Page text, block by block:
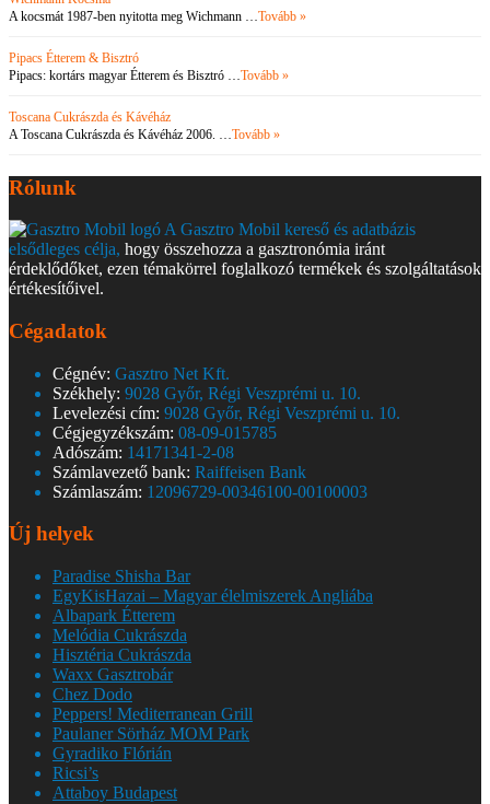
A kocsmát 1987-ben nyitotta meg Wichmann …Tovább »
Pipacs Étterem & Bisztró
Pipacs: kortárs magyar Étterem és Bisztró …Tovább »
Toscana Cukrászda és Kávéház
A Toscana Cukrászda és Kávéház 2006. …Tovább »
Rólunk
A Gasztro Mobil kereső és adatbázis
elsődleges célja, hogy összehozza a gasztronómia iránt
érdeklődőket, ezen témakörrel foglalkozó termékek és szolgáltatások
értékesítőivel.
Cégadatok
Cégnév: Gasztro Net Kft.
Székhely: 9028 Győr, Régi Veszprémi u. 10.
Levelezési cím: 9028 Győr, Régi Veszprémi u. 10.
Cégjegyzékszám: 08-09-015785
Adószám: 14171341-2-08
Számlavezető bank: Raiffeisen Bank
Számlaszám: 12096729-00346100-00100003
Új helyek
Paradise Shisha Bar
EgyKisHazai – Magyar élelmiszerek Angliába
Albapark Étterem
Melódia Cukrászda
Hisztéria Cukrászda
Waxx Gasztrobár
Chez Dodo
Peppers! Mediterranean Grill
Paulaner Sörház MOM Park
Gyradiko Flórián
Ricsi’s
Attaboy Budapest